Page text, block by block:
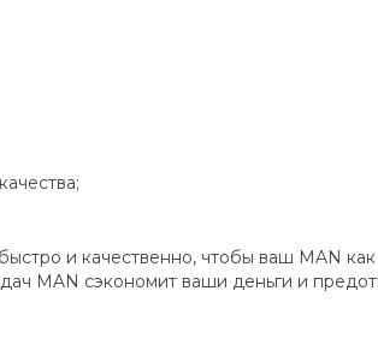
и качественно, чтобы ваш MAN
MAN сэкономит ваши деньги и